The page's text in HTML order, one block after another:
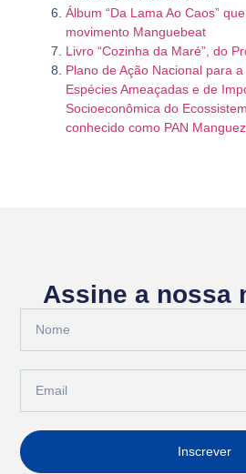
Álbum “Da Lama Ao Caos”
movimento Manguebeat
Livro “Cozinha da Maré”, do
Plano de Ação Nacional para
Espécies Ameaçadas e de
Socioeconômica do
conhecido como PAN
Assine a nossa
Inscrever